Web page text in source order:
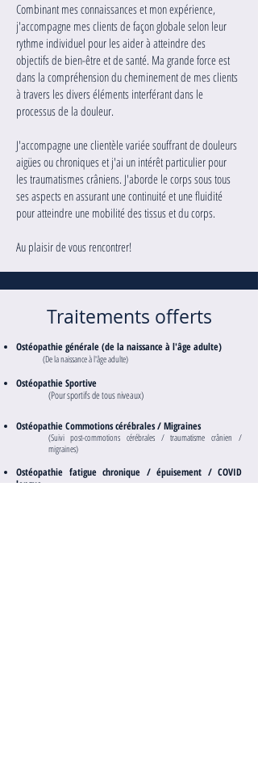
Combinant mes connaissances et mon expérience,
j'accompagne mes clients de façon globale selon leur
rythme individuel pour les aider à atteindre des
objectifs de bien-être et de santé. Ma grande force est
dans la compréhension du cheminement de mes clients
à travers les divers éléments interférant dans le
processus de la douleur.
J'accompagne une clientèle variée souffrant de douleurs
aigües ou chroniques et j'ai un intérêt particulier pour
les traumatismes crâniens. J'aborde le corps sous tous
ses aspects en assurant une continuité et une fluidité
pour atteindre une mobilité des tissus et du corps.
Au plaisir de vous rencontrer!
Traitements offerts
Ostéopathie générale (de la naissance à l'âge adulte)
(De la naissance à l'âge adulte)
Ostéopathie Sportive
(Pour sportifs de tous niveaux)
Ostéopathie Commotions cérébrales / Migraines
(Suivi post-commotions cérébrales / traumatisme crânien /
migraines)
Ostéopathie fatigue chronique / épuisement / COVID
longue